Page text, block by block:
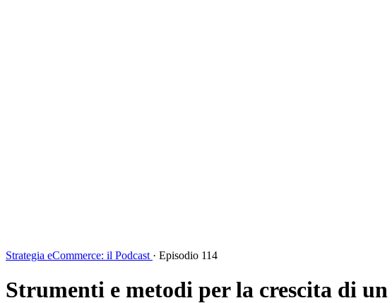
Strategia eCommerce: il Podcast · Episodio 114
Strumenti e metodi per la crescita di